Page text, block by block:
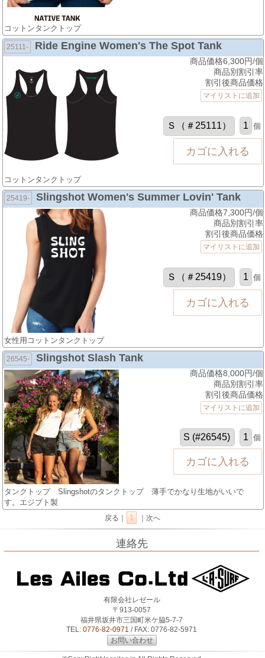
コットンタンクトップ
25111- Ride Engine Women's The Spot Tank
商品価格6,300円/個
商品別割引率
割引後商品価格
マイリストに追加
個
コットンタンクトップ
25419- Slingshot Women's Summer Lovin' Tank
商品価格7,300円/個
商品別割引率
割引後商品価格
マイリストに追加
個
女性用コットンタンクトップ
26545- Slingshot Slash Tank
商品価格8,000円/個
商品別割引率
割引後商品価格
マイリストに追加
個
タンクトップ Slingshotのタンクトップ 薄手でかなり生地がいいで
す。エジプト製
戻る｜ 1 ｜次へ
連絡先
有限会社レゼール
〒913-0057
福井県坂井市三国町米ケ脇5-7-7
TEL:0776-82-0971 / FAX: 0776-82-5971
お問い合わせ